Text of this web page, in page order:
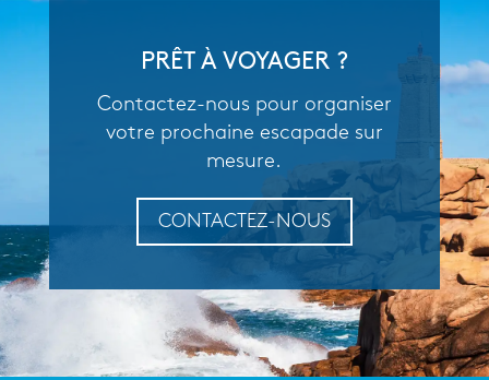
PRÊT À VOYAGER ?
Contactez-nous pour organiser
votre prochaine escapade sur
mesure.
CONTACTEZ-NOUS